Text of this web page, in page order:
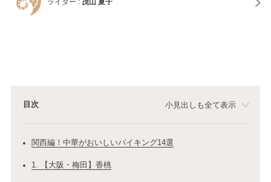
目次 小見出しも全て表示
関西編！中華がおいしいバイキング14選
1. 【大阪・梅田】香桃